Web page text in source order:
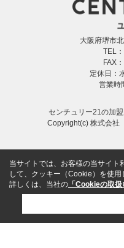
大阪府堺市
TEL
FAX
定休日：
営業時
センチュリー21の加
Copyright(c) 株式会
当サイトでは、お客様の当サイト
して、クッキー（Cookie）を使用
詳しくは、当社の 「Cookieの取扱